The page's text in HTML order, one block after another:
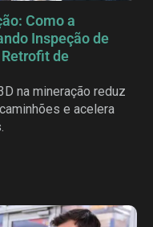
Como a
Inspeção de
de
na mineração reduz
e acelera